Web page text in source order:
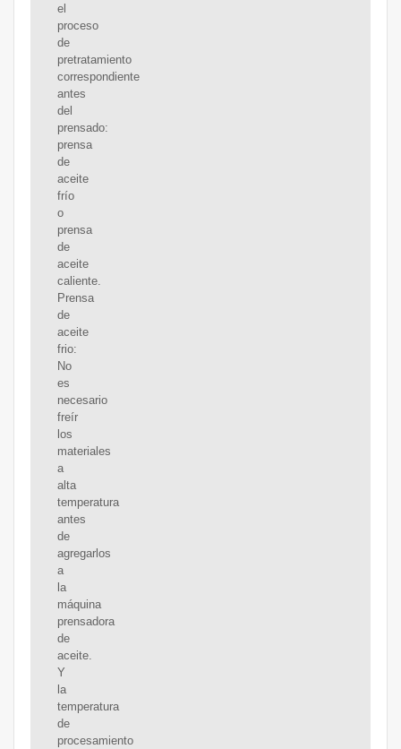
el
proceso
de
pretratamiento
correspondiente
antes
del
prensado:
prensa
de
aceite
frío
o
prensa
de
aceite
caliente.
Prensa
de
aceite
frio:
No
es
necesario
freír
los
materiales
a
alta
temperatura
antes
de
agregarlos
a
la
máquina
prensadora
de
aceite.
Y
la
temperatura
de
procesamiento